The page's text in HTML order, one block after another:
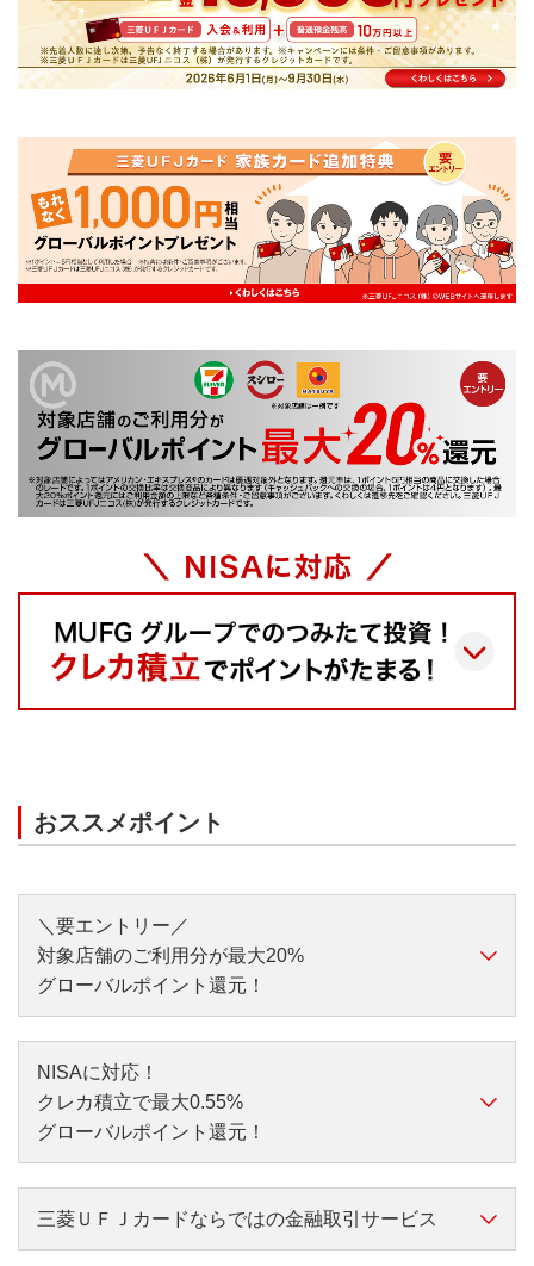
おススメポイント
＼要エントリー／
対象店舗のご利用分が最大20%
グローバルポイント還元！
NISAに対応！
クレカ積立で最大0.55%
グローバルポイント還元！
三菱ＵＦＪカードならではの金融取引サービス